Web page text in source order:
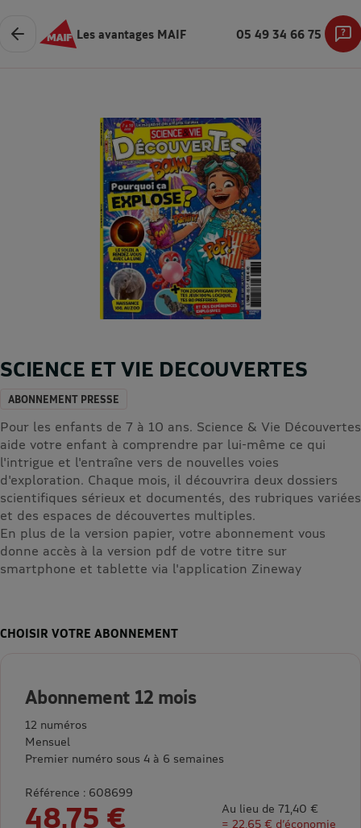
Les avantages MAIF 05 49 34 66 75
SCIENCE ET VIE DECOUVERTES
ABONNEMENT PRESSE
Pour les enfants de 7 à 10 ans. Science & Vie Découvertes
aide votre enfant à comprendre par lui-même ce qui
l'intrigue et l'entraîne vers de nouvelles voies
d'exploration. Chaque mois, il découvrira deux dossiers
scientifiques sérieux et documentés, des rubriques variées
et des espaces de découvertes multiples.
En plus de la version papier, votre abonnement vous
donne accès à la version pdf de votre titre sur
smartphone et tablette via l'application Zineway
CHOISIR VOTRE ABONNEMENT
Abonnement 12 mois
12 numéros
Mensuel
Premier numéro sous 4 à 6 semaines
Référence : 608699
48,75 €
Au lieu de 71,40 €
= 22,65 € d’économie